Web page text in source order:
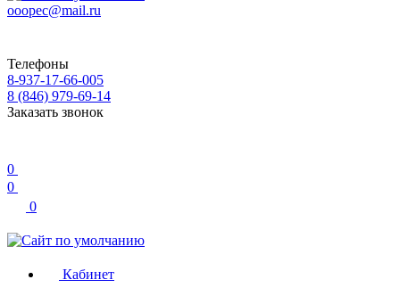
ooopec@mail.ru
Телефоны
8-937-17-66-005
8 (846) 979-69-14
Заказать звонок
0
0
0
Кабинет